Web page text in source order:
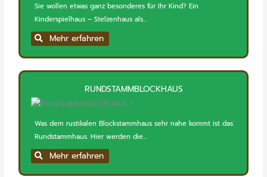
Sie wollen etwas ganz besonderes für Ihr Kind? Ein
Kinderspielhaus – Stelzenhaus als...
Mehr erfahren
RUNDSTAMMBLOCKHAUS
Was dem rustikalen Blockstammhaus sehr nahe kommt ist das
Rundstammhaus. Hier werden die...
Mehr erfahren